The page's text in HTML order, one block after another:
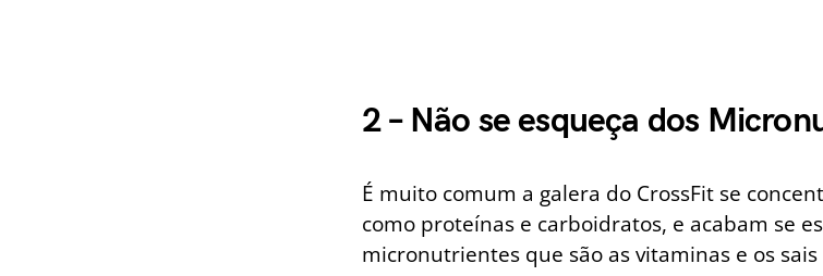
2 – Não se esqueça dos
É muito comum a galera do CrossFit se
como proteínas e carboidratos, e acabam se
micronutrientes que são as vitaminas e os